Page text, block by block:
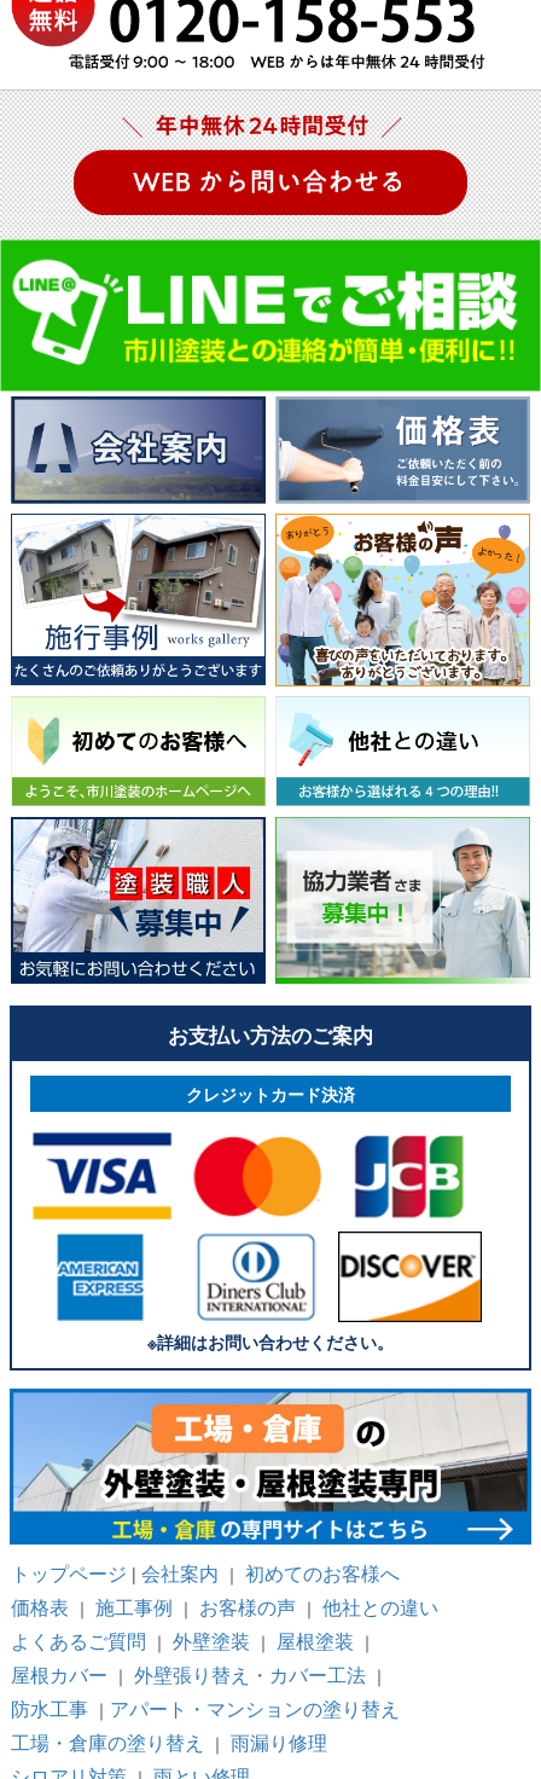
お支払い方法のご案内
クレジットカード決済
※詳細はお問い合わせください。
トップページ | 会社案内 ｜ 初めてのお客様へ
価格表 ｜ 施工事例 ｜ お客様の声｜ 他社との違い
よくあるご質問 ｜ 外壁塗装 ｜ 屋根塗装 ｜
屋根カバー ｜ 外壁張り替え・カバー工法｜
防水工事｜ アパート・マンションの塗り替え
工場・倉庫の塗り替え
｜ 雨漏り修理